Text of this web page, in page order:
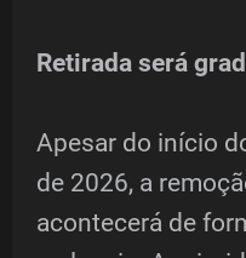
Retirada será
Apesar do início
de 2026, a
acontecerá de